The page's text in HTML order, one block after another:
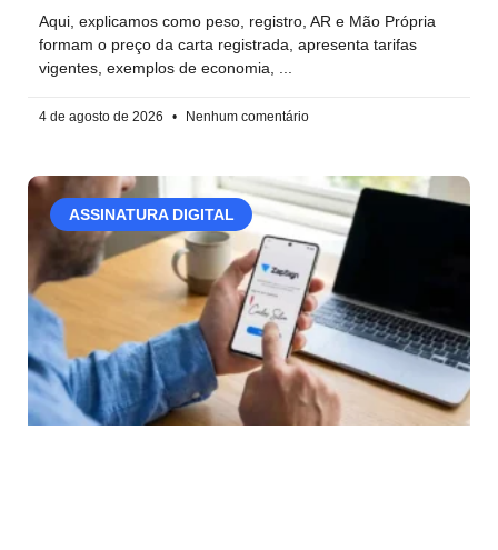
Aqui, explicamos como peso, registro, AR e Mão Própria
formam o preço da carta registrada, apresenta tarifas
vigentes, exemplos de economia,
4 de agosto de 2026 Nenhum comentário
ASSINATURA DIGITAL